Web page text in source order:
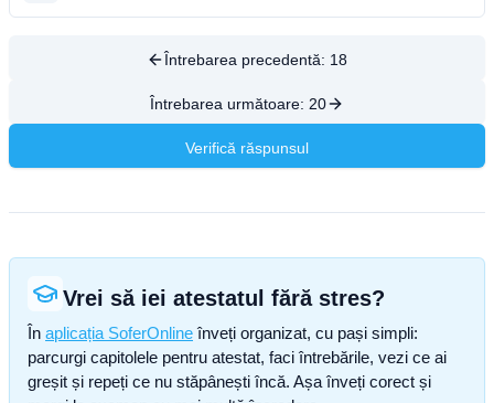
Întrebarea precedentă: 18
Întrebarea următoare: 20
Verifică răspunsul
Vrei să iei atestatul fără stres?
În aplicația SoferOnline înveți organizat, cu pași simpli:
parcurgi capitolele pentru atestat, faci întrebările, vezi ce ai
greșit și repeți ce nu stăpânești încă. Așa înveți corect și